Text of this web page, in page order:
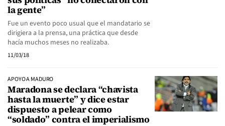
la gente”
Fue un evento poco usual que el mandatario se
dirigiera a la prensa, una práctica que desde
hacía muchos meses no realizaba.
11/03/18
APOYO A MADURO
Maradona se declara “chavista
hasta la muerte” y dice estar
dispuesto a pelear como
“soldado” contra el imperialismo